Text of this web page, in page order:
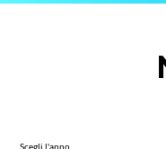
Scegli l'anno